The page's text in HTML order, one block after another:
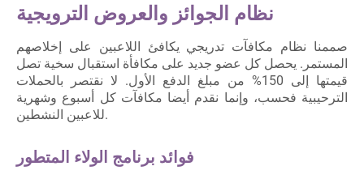
نظام الجوائز والعروض الترويجية
صممنا نظام مكافآت تدريجي يكافئ اللاعبين على إخلاصهم
المستمر. يحصل كل عضو جديد على مكافأة استقبال سخية تصل
قيمتها إلى 150% من مبلغ الدفع الأول. لا نقتصر بالحملات
الترحيبية فحسب، وإنما نقدم أيضا مكافآت كل أسبوع وشهرية
للاعبين النشطين.
فوائد برنامج الولاء المتطور